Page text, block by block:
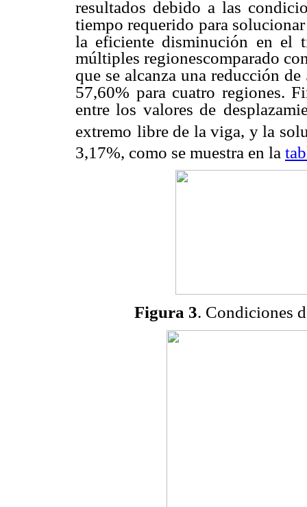
resultados debido a las
tiempo requerido para
la eficiente disminución en el
múltiples regionescomparado
que se alcanza una reducción
57,60% para cuatro regiones.
entre los valores de
extremo libre de la viga, y la
3,17%, como se muestra en la
Figura 3. Condiciones